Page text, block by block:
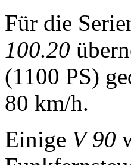
Für die
100.20
(1100 PS)
80 km/h.
Einige V 90